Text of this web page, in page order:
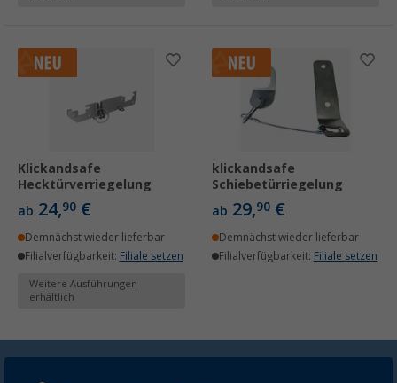
Klickandsafe
Hecktürverriegelung
ab 24,90 €
Demnächst wieder lieferbar
Filialverfügbarkeit: Filiale setzen
Weitere Ausführungen
erhältlich
klickandsafe
Schiebetürriegelung
ab 29,90 €
Demnächst wieder lieferbar
Filialverfügbarkeit: Filiale setzen